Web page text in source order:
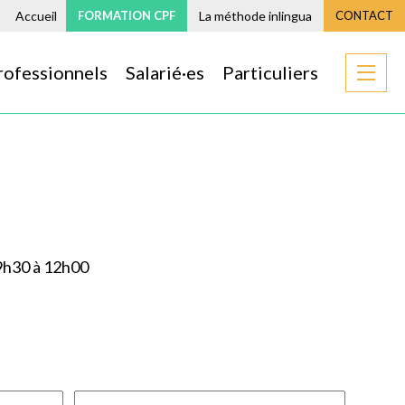
Accueil FORMATION CPF La méthode inlingua CONTACT
Salarié·es Particuliers
à 12h00